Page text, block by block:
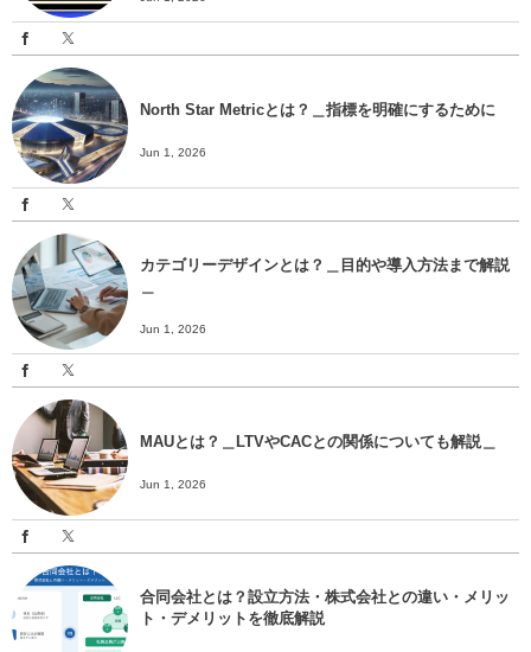
North Star Metricとは？＿指標を明確にするために
Jun 1, 2026
カテゴリーデザインとは？＿目的や導入方法まで解説
Jun 1, 2026
MAUとは？＿LTVやCACとの関係についても解説＿
Jun 1, 2026
合同会社とは？設立方法・株式会社との違い・メリッ
ト・デメリットを徹底解説